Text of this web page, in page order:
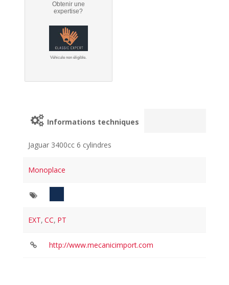
Obtenir une
expertise?
Véhicule non éligible.
Informations techniques
Jaguar 3400cc 6 cylindres
Monoplace
EXT, CC, PT
http://www.mecanicimport.com